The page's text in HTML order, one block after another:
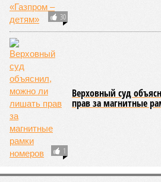
30
1
Верховный суд
прав за магнитные